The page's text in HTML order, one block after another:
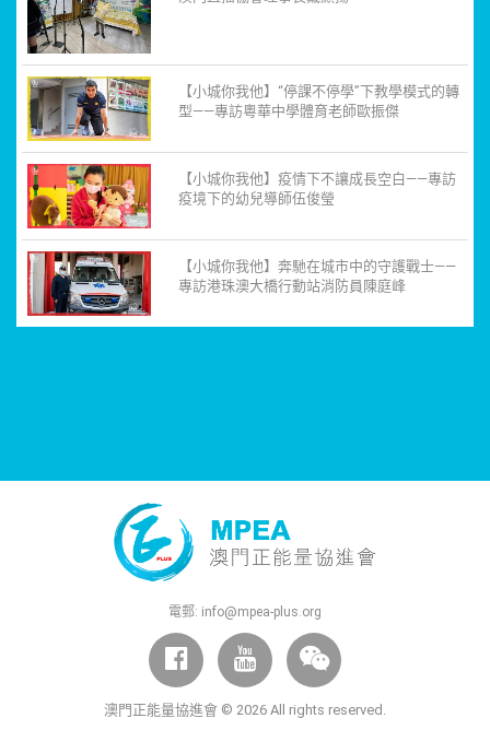
【小城你我他】“停課不停學”下教學模式的轉
型——專訪粵華中學體育老師歐振傑
【小城你我他】疫情下不讓成長空白——專訪
疫境下的幼兒導師伍俊瑩
【小城你我他】奔馳在城市中的守護戰士——
專訪港珠澳大橋行動站消防員陳庭峰
電郵: info@mpea-plus.org
澳門正能量協進會 © 2026 All rights reserved.